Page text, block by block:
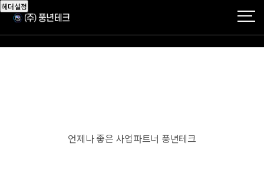
헤더설정
언제나 좋은 사업파트너 풍년테크